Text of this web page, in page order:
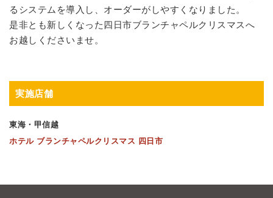
るシステムを導入し、オーダーがしやすくなりました。
是非とも新しくなった四日市ブランチャペルクリスマスへ
お越しくださいませ。
実施店舗
東海・甲信越
ホテル ブランチャペルクリスマス 四日市